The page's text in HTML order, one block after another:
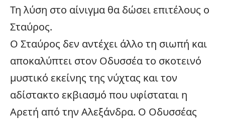
Τη λύση στο αίνιγμα θα δώσει επιτέλους ο
Σταύρος.
Ο Σταύρος δεν αντέχει άλλο τη σιωπή και
αποκαλύπτει στον Οδυσσέα το σκοτεινό
μυστικό εκείνης της νύχτας και τον
αδίστακτο εκβιασμό που υφίσταται η
Αρετή από την Αλεξάνδρα. Ο Οδυσσέας